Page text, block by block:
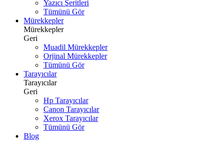
Yazıcı Şeritleri
Tümünü Gör
Mürekkepler
Mürekkepler
Geri
Muadil Mürekkepler
Orjinal Mürekkepler
Tümünü Gör
Tarayıcılar
Tarayıcılar
Geri
Hp Tarayıcılar
Canon Tarayıcılar
Xerox Tarayıcılar
Tümünü Gör
Blog